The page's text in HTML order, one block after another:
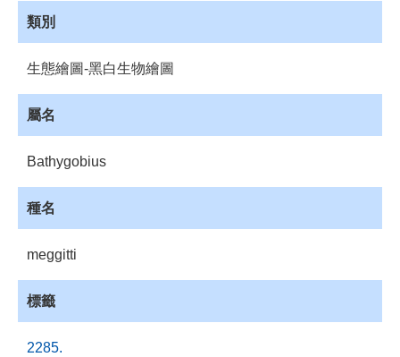
下
載
管
資
源
管
資
源
登
類別
生態繪圖-黑白生物繪圖
屬名
Bathygobius
種名
meggitti
標籤
2285.